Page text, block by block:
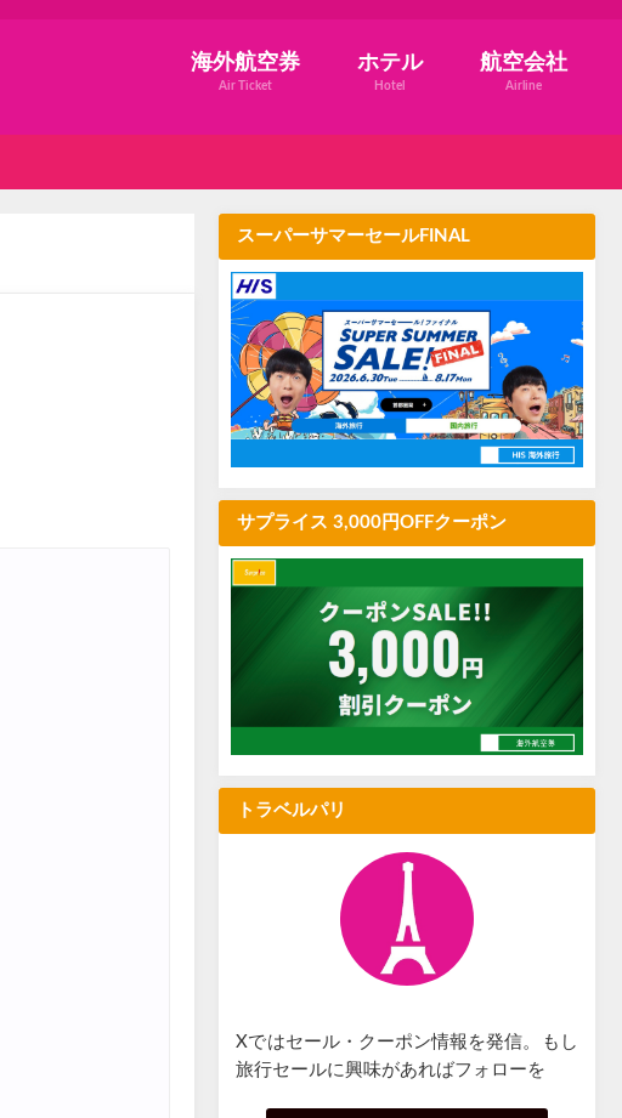
海外航空券
Air Ticket
ホテル
Hotel
航空会社
Airline
スーパーサマーセールFINAL
サプライス 3,000円OFFクーポン
トラベルパリ
Xではセール・クーポン情報を発信。もし
旅行セールに興味があればフォローを